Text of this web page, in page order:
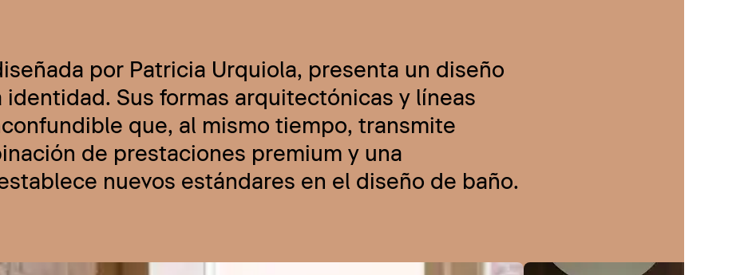
por Patricia Urquiola, presenta un diseño
Sus formas arquitectónicas y líneas
que, al mismo tiempo, transmite
de prestaciones premium y una
nuevos estándares en el diseño de baño.